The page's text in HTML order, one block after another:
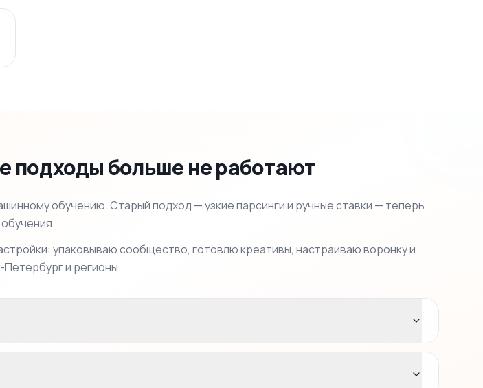
подходы больше не работают
обучению. Старый подход — узкие парсинги и ручные ставки — теперь
упаковываю сообщество, готовлю креативы, настраиваю воронку и
и регионы.